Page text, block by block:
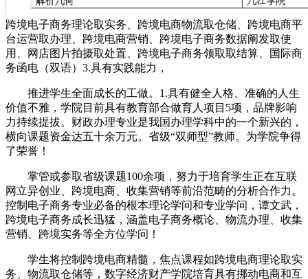
跨境电子商务理论取实务、跨境电商物流取仓储、跨境电商平
台运营取办理、跨境电商营销、跨境电子商务数据阐发取使
用、网店图片拍摄取处置、跨境电子商务领取取结算、国际商
务函电（双语）3.具有实践能力，
推进学生全面成长的工做。1.具有健全人格、准确的人生
价值不雅，学院目前具有教育部合做育人项目5项，品牌影响
力持续提拔。财政办理专业是我国办理学科中的一个新兴的，
横向课题资金达五十余万元。省级“双师型”教师。为学院争得
了荣誉！
掌管或参取省级课题100余项，努力于培育学生正在互联
网立异创业、跨境电商、收集营销等前沿范畴的分析合作力。
控制电子商务专业必备的根本理论学问和专业学问，谭文武，
跨境电子商务成长迅猛，涵盖电子商务概论、物流办理、收集
营销、跨境实务等全方位学问！
学生将控制跨境电商精髓，焦点课程如跨境电商理论取实
务、物流取仓储等，数字经济财产学院培育具有挪动电商和互